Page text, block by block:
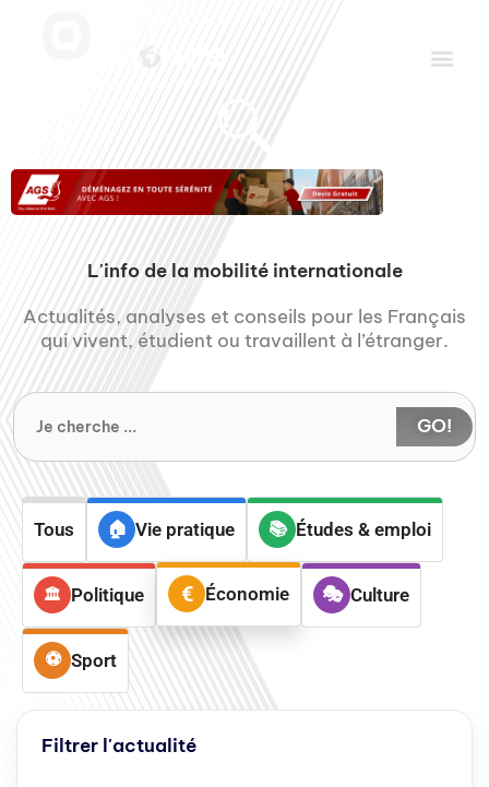
L'info de la mobilité internationale
Actualités, analyses et conseils pour les Français
qui vivent, étudient ou travaillent à l’étranger.
GO!
Tous Vie pratique Études & emploi
Politique Économie Culture
Sport
Filtrer l'actualité